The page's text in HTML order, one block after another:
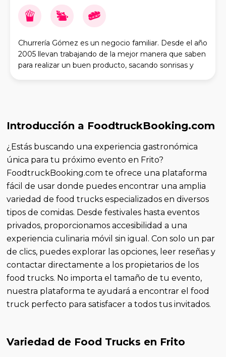
Churrería Gómez es un negocio familiar. Desde el año
2005 llevan trabajando de la mejor manera que saben
para realizar un buen producto, sacando sonrisas y
Introducción a FoodtruckBooking.com
¿Estás buscando una experiencia gastronómica
única para tu próximo evento en Frito?
FoodtruckBooking.com te ofrece una plataforma
fácil de usar donde puedes encontrar una amplia
variedad de food trucks especializados en diversos
tipos de comidas. Desde festivales hasta eventos
privados, proporcionamos accesibilidad a una
experiencia culinaria móvil sin igual. Con solo un par
de clics, puedes explorar las opciones, leer reseñas y
contactar directamente a los propietarios de los
food trucks. No importa el tamaño de tu evento,
nuestra plataforma te ayudará a encontrar el food
truck perfecto para satisfacer a todos tus invitados.
Variedad de Food Trucks en Frito